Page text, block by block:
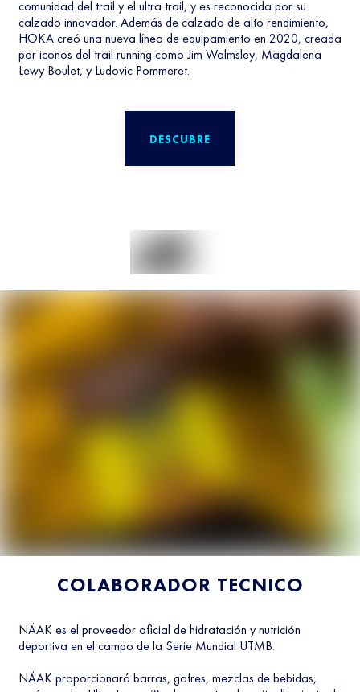
comunidad del trail y el ultra trail, y es reconocida por su
calzado innovador. Además de calzado de alto rendimiento,
HOKA creó una nueva línea de equipamiento en 2020, creada
por iconos del trail running como Jim Walmsley, Magdalena
Lewy Boulet, y Ludovic Pommeret.
DESCUBRE
COLABORADOR TECNICO
NÄAK es el proveedor oficial de hidratación y nutrición
deportiva en el campo de la Serie Mundial UTMB.
NÄAK proporcionará barras, gofres, mezclas de bebidas,